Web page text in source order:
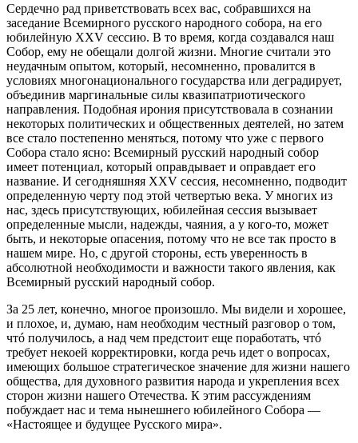
Сердечно рад приветствовать всех вас, собравшихся на
заседание Всемирного русского народного собора, на его
юбилейную XXV сессию. В то время, когда создавался наш
Собор, ему не обещали долгой жизни. Многие считали это
неудачным опытом, который, несомненно, провалится в
условиях многонационального государства или деградирует,
объединив маргинальные силы квазипатриотического
направления. Подобная ирония присутствовала в сознании
некоторых политических и общественных деятелей, но затем
все стало постепенно меняться, потому что уже с первого
Собора стало ясно: Всемирный русский народный собор
имеет потенциал, который оправдывает и оправдает его
название. И сегодняшняя XXV сессия, несомненно, подводит
определенную черту под этой четвертью века. У многих из
нас, здесь присутствующих, юбилейная сессия вызывает
определенные мысли, надежды, чаяния, а у кого-то, может
быть, и некоторые опасения, потому что не все так просто в
нашем мире. Но, с другой стороны, есть уверенность в
абсолютной необходимости и важности такого явления, как
Всемирный русский народный собор.
За 25 лет, конечно, многое произошло. Мы видели и хорошее,
и плохое, и, думаю, нам необходим честный разговор о том,
чтó получилось, а над чем предстоит еще поработать, чтó
требует некоей корректировки, когда речь идет о вопросах,
имеющих большое стратегическое значение для жизни нашего
общества, для духовного развития народа и укрепления всех
сторон жизни нашего Отечества. К этим рассуждениям
побуждает нас и тема нынешнего юбилейного Собора —
«Настоящее и будущее Русского мира».